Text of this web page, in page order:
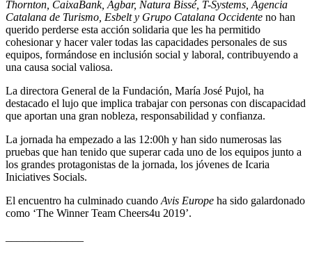
Thornton, CaixaBank, Agbar, Natura Bissé, T-Systems, Agencia
Catalana de Turismo, Esbelt y Grupo Catalana Occidente no han
querido perderse esta acción solidaria que les ha permitido
cohesionar y hacer valer todas las capacidades personales de sus
equipos, formándose en inclusión social y laboral, contribuyendo a
una causa social valiosa.
La directora General de la Fundación, María José Pujol, ha
destacado el lujo que implica trabajar con personas con discapacidad
que aportan una gran nobleza, responsabilidad y confianza.
La jornada ha empezado a las 12:00h y han sido numerosas las
pruebas que han tenido que superar cada uno de los equipos junto a
los grandes protagonistas de la jornada, los jóvenes de Icaria
Iniciatives Socials.
El encuentro ha culminado cuando Avis Europe ha sido galardonado
como ‘The Winner Team Cheers4u 2019’.